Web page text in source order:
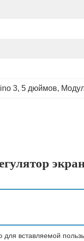
3, 5 дюймов,
для вставляемой